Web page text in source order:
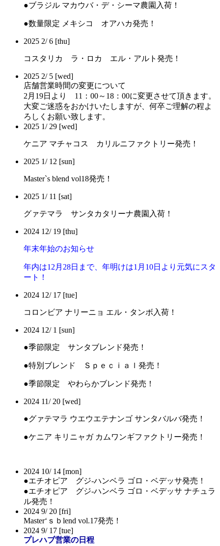
●ブラジル マカウバ・デ・シーマ農園入荷！
●数量限定 メキシコ オアハカ発売！
2025 2/ 6 [thu]
コスタリカ ラ・ロカ エル・アルト発売！
2025 2/ 5 [wed]
店舗営業時間の変更について
2月19日より 11：00～18：00に変更させて頂きます。
大変ご迷惑をおかけいたしますが、何卒ご理解の程よ
ろしくお願い致します。
2025 1/ 29 [wed]
ケニア マチャコス カリルニファクトリー発売！
2025 1/ 12 [sun]
Master`s blend vol18発売！
2025 1/ 11 [sat]
グァテマラ サンタカタリーナ農園入荷！
2024 12/ 19 [thu]
年末年始のお知らせ
年内は12月28日まで、年明けは1月10日より元気にスタ
ート！
2024 12/ 17 [tue]
コロンビア ナリーニョ エル・タンボ入荷！
2024 12/ 1 [sun]
●季節限定 サンタブレンド発売！
●特別ブレンド Ｓｐｅｃｉａｌ発売！
●季節限定 やわらかブレンド発売！
2024 11/ 20 [wed]
●グァテマラ ウエウエテナンゴ サンタバルバ発売！
●ケニア キリニャガ カムワンギファクトリー発売！
2024 10/ 14 [mon]
●エチオピア グジ-ハンベラ ゴロ・ベデッサ発売！
●エチオピア グジ-ハンベラ ゴロ・ベデッサ ナチュラ
ル発売！
2024 9/ 20 [fri]
Master‘ｓｂlend vol.17発売！
2024 9/ 17 [tue]
プレハブ営業の日程